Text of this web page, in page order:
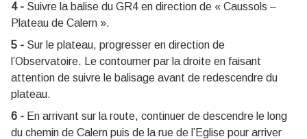
4 - Suivre la balise du GR4 en direction de « Caussols –
Plateau de Calern ».
5 - Sur le plateau, progresser en direction de
l’Observatoire. Le contourner par la droite en faisant
attention de suivre le balisage avant de redescendre du
plateau.
6 - En arrivant sur la route, continuer de descendre le long
du chemin de Calern puis de la rue de l’Eglise pour arriver